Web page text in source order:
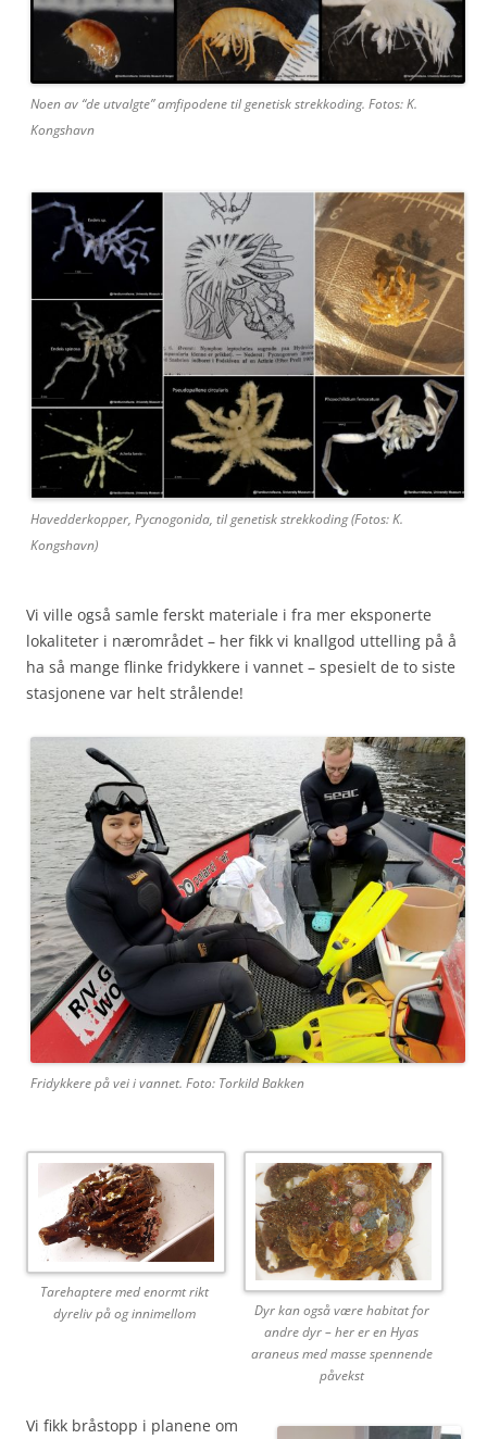
Noen av “de utvalgte” amfipodene til genetisk strekkoding. Fotos: K.
Kongshavn
Havedderkopper, Pycnogonida, til genetisk strekkoding (Fotos: K.
Kongshavn)
Vi ville også samle ferskt materiale i fra mer eksponerte
lokaliteter i nærområdet – her fikk vi knallgod uttelling på å
ha så mange flinke fridykkere i vannet – spesielt de to siste
stasjonene var helt strålende!
Fridykkere på vei i vannet. Foto: Torkild Bakken
Tarehaptere med enormt rikt
dyreliv på og innimellom
Dyr kan også være habitat for
andre dyr – her er en Hyas
araneus med masse spennende
påvekst
Vi fikk bråstopp i planene om